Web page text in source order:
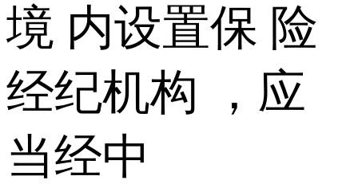
境 内设置保 险
经纪机构 ，应
当经中